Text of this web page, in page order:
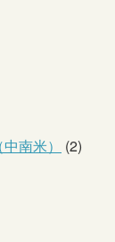
南米）
(2)